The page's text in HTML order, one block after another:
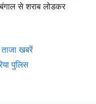
से शराब लोडकर
ताजा खबरें
पुलिस